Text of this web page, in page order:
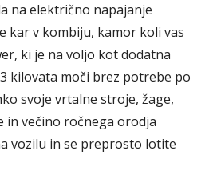
na električno napajanje
kar v kombiju, kamor koli vas
ki je na voljo kot dodatna
kilovata moči brez potrebe po
svoje vrtalne stroje, žage,
in večino ročnega orodja
vozilu in se preprosto lotite